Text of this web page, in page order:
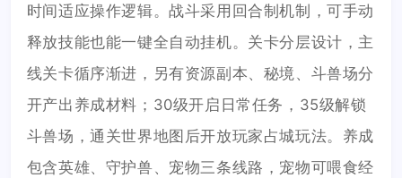
时间适应操作逻辑。战斗采用回合制机制，可手动
释放技能也能一键全自动挂机。关卡分层设计，主
线关卡循序渐进，另有资源副本、秘境、斗兽场分
开产出养成材料；30级开启日常任务，35级解锁
斗兽场，通关世界地图后开放玩家占城玩法。养成
包含英雄、守护兽、宠物三条线路，宠物可喂食经